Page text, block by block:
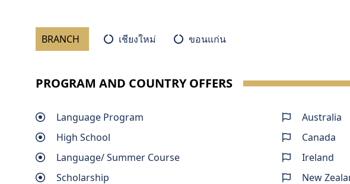
BRANCH เชียงใหม่ ขอนแก่น
PROGRAM AND COUNTRY OFFERS
Language Program
High School
Language/ Summer Course
Scholarship
Australia
Canada
Ireland
New